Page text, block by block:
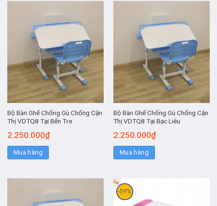
Bộ Bàn Ghế Chống Gù Chống Cận
Thị VDTQ8 Tại Bến Tre
2.250.000₫
Mua hàng
Bộ Bàn Ghế Chống Gù Chống Cận
Thị VDTQ8 Tại Bạc Liêu
2.250.000₫
Mua hàng
-59%